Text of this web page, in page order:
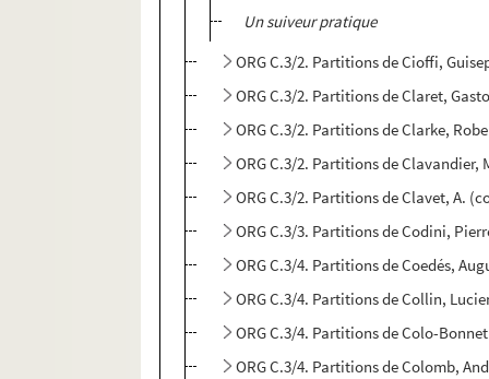
Un suiveur pratique
ORG C.3/2. Partitions de Cioffi,
ORG C.3/2. Partitions de Claret,
ORG C.3/2. Partitions de Clarke,
ORG C.3/2. Partitions de
ORG C.3/2. Partitions de Clavet, A.
ORG C.3/3. Partitions de Codini,
ORG C.3/4. Partitions de Coedés,
ORG C.3/4. Partitions de Collin,
ORG C.3/4. Partitions de Colo-
ORG C.3/4. Partitions de Colomb,